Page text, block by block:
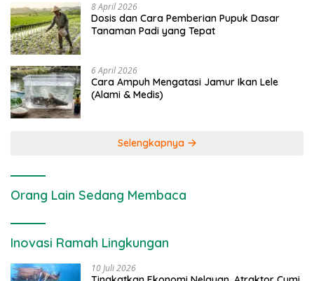
8 April 2026
Dosis dan Cara Pemberian Pupuk Dasar
Tanaman Padi yang Tepat
6 April 2026
Cara Ampuh Mengatasi Jamur Ikan Lele
(Alami & Medis)
Selengkapnya
Orang Lain Sedang Membaca
Inovasi Ramah Lingkungan
10 Juli 2026